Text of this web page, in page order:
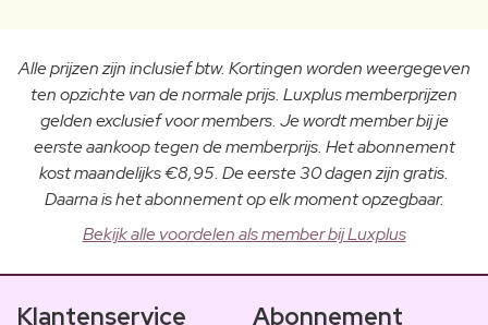
Alle prijzen zijn inclusief btw. Kortingen worden weergegeven
ten opzichte van de normale prijs. Luxplus memberprijzen
gelden exclusief voor members. Je wordt member bij je
eerste aankoop tegen de memberprijs. Het abonnement
kost maandelijks €8,95. De eerste 30 dagen zijn gratis.
Daarna is het abonnement op elk moment opzegbaar.
Bekijk alle voordelen als member bij Luxplus
Klantenservice Abonnement